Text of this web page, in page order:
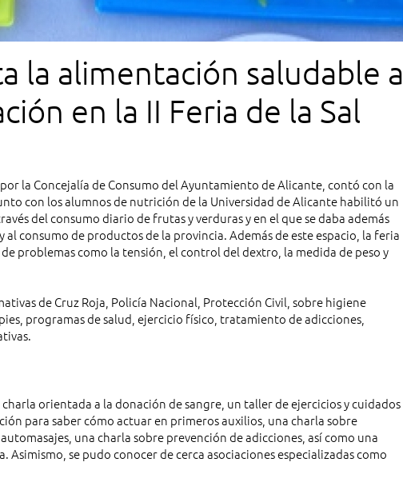
la alimentación saludable a
en la II Feria de la Sal
la Concejalía de Consumo del Ayuntamiento de Alicante, contó con la
con los alumnos de nutrición de la Universidad de Alicante habilitó un
del consumo diario de frutas y verduras y en el que se daba además
consumo de productos de la provincia. Además de este espacio, la feria
problemas como la tensión, el control del dextro, la medida de peso y
de Cruz Roja, Policía Nacional, Protección Civil, sobre higiene
programas de salud, ejercicio físico, tratamiento de adicciones,
orientada a la donación de sangre, un taller de ejercicios y cuidados
para saber cómo actuar en primeros auxilios, una charla sobre
una charla sobre prevención de adicciones, así como una
se pudo conocer de cerca asociaciones especializadas como